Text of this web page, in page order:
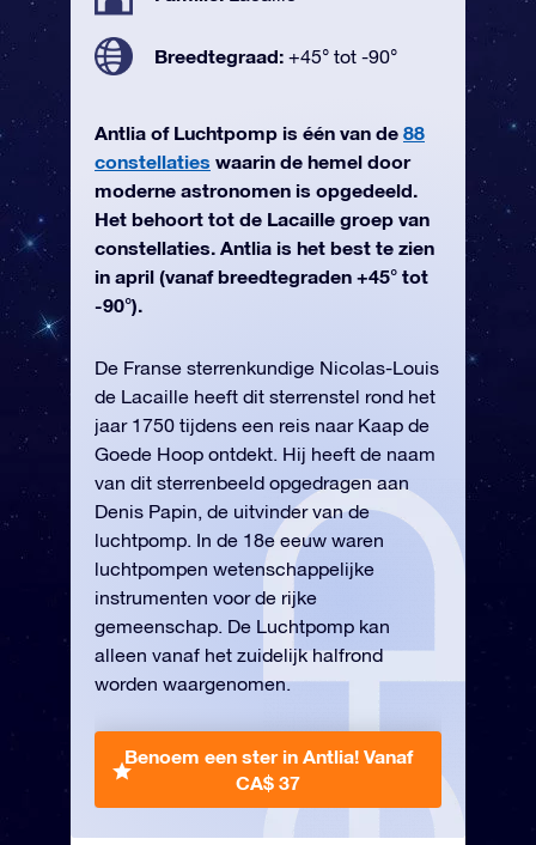
Breedtegraad: +45° tot -90°
Antlia of Luchtpomp is één van de 88
constellaties waarin de hemel door
moderne astronomen is opgedeeld.
Het behoort tot de Lacaille groep van
constellaties. Antlia is het best te zien
in april (vanaf breedtegraden +45° tot
-90°).
De Franse sterrenkundige Nicolas-Louis
de Lacaille heeft dit sterrenstel rond het
jaar 1750 tijdens een reis naar Kaap de
Goede Hoop ontdekt. Hij heeft de naam
van dit sterrenbeeld opgedragen aan
Denis Papin, de uitvinder van de
luchtpomp. In de 18e eeuw waren
luchtpompen wetenschappelijke
instrumenten voor de rijke
gemeenschap. De Luchtpomp kan
alleen vanaf het zuidelijk halfrond
worden waargenomen.
Benoem een ster in Antlia! Vanaf
CA$ 37